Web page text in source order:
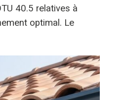
40.5 relatives à
optimal. Le